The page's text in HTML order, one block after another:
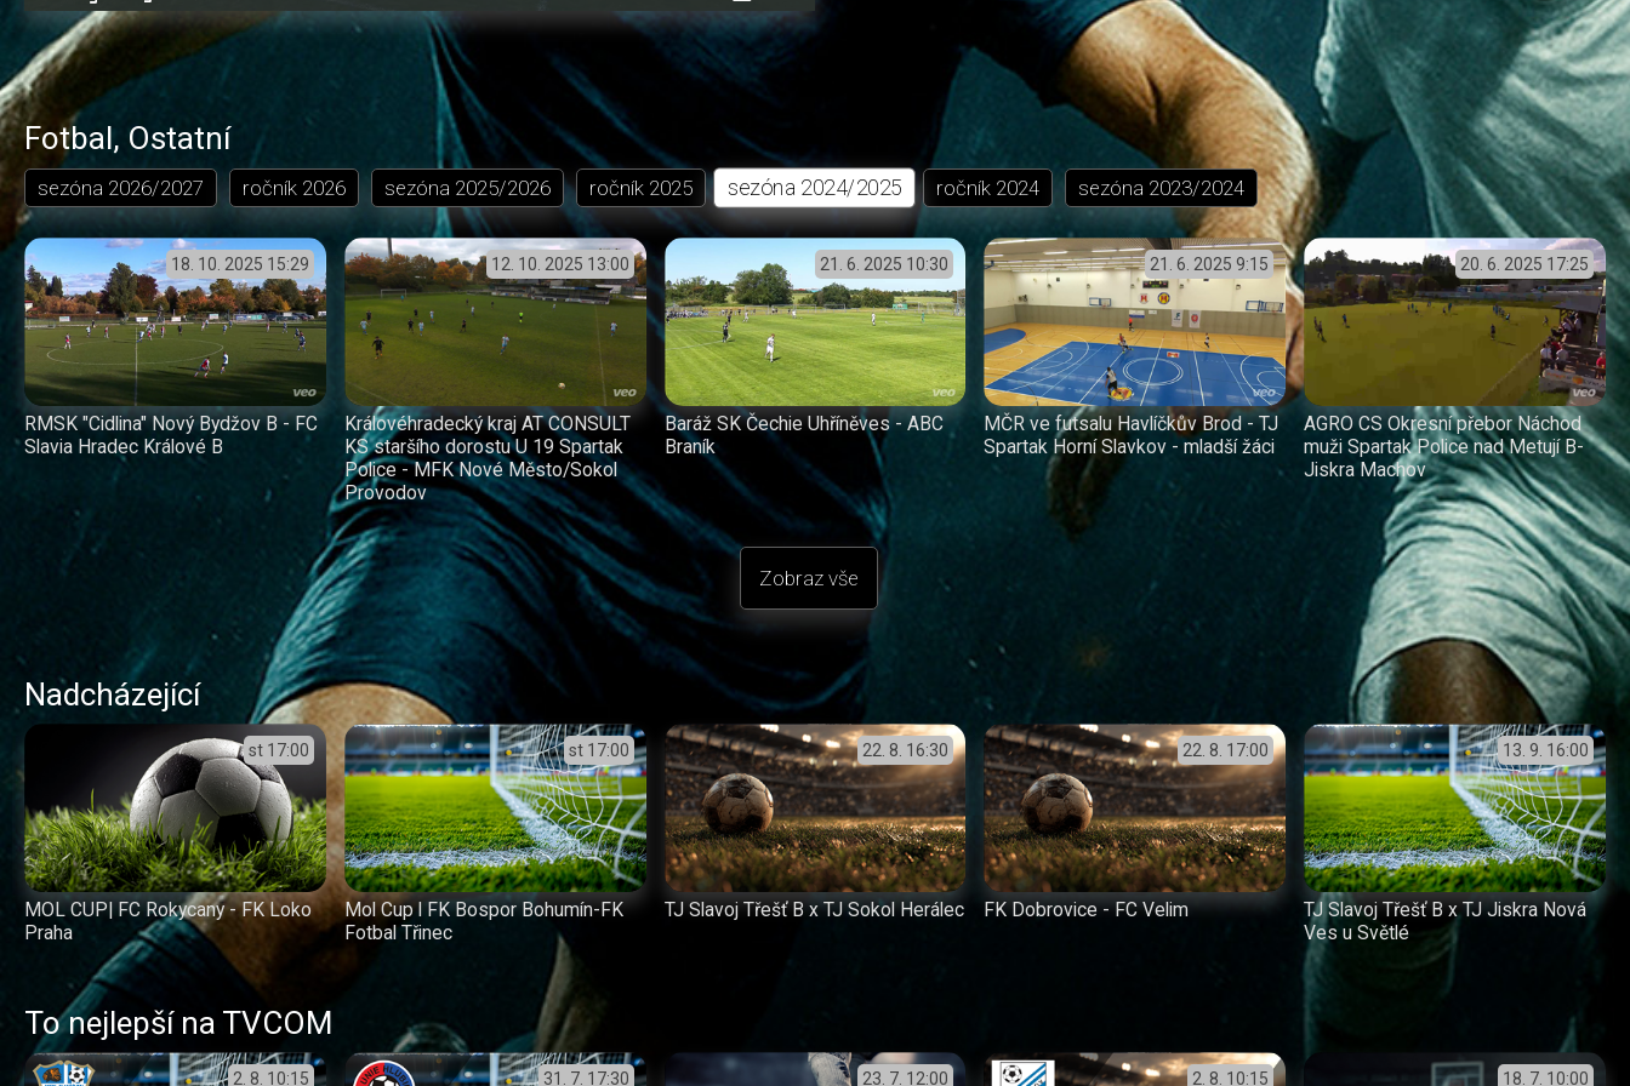
dozadu
o
5
sekund
dopředu
čas trvání
12.79%
přehráváníin-
Picture
obrazovka
Fotbal, Ostatní
sezóna 2026/2027 ročník 2026 sezóna 2025/2026 ročník 2025 sezóna 2024/2025 ročník 2024 sezóna 2023/2024
18. 10. 2025 15:29
RMSK "Cidlina" Nový Bydžov B - FC
Slavia Hradec Králové B
12. 10. 2025 13:00
Královéhradecký kraj AT CONSULT
KS staršího dorostu U 19 Spartak
Police - MFK Nové Město/Sokol
Provodov
21. 6. 2025 10:30
Baráž SK Čechie Uhříněves - ABC
Braník
21. 6. 2025 9:15
MČR ve futsalu Havlíčkův Brod - TJ
Spartak Horní Slavkov - mladší žáci
20. 6. 2025 17:25
AGRO CS Okresní přebor Náchod
muži Spartak Police nad Metují B-
Jiskra Machov
Zobraz vše
Nadcházející
st 17:00
MOL CUP| FC Rokycany - FK Loko
Praha
st 17:00
Mol Cup l FK Bospor Bohumín-FK
Fotbal Třinec
22. 8. 16:30
TJ Slavoj Třešť B x TJ Sokol Herálec
22. 8. 17:00
FK Dobrovice - FC Velim
13. 9. 16:00
TJ Slavoj Třešť B x TJ Jiskra Nová
Ves u Světlé
To nejlepší na TVCOM
2. 8. 10:15 31. 7. 17:30 23. 7. 12:00 2. 8. 10:15 18. 7. 10:00